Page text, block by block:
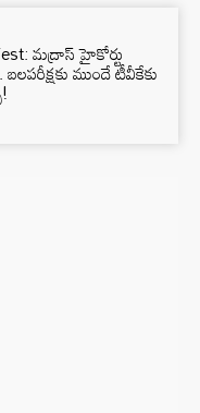
మద్రాస్ హైకోర్టు
ముందే టీవీకేకు